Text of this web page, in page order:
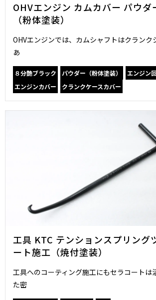
OHVエンジン カムカバー パウダ
（粉体塗装）
OHVエンジンでは、カムシャフトはクランク
あ
８分艶ブラック パウダー（粉体塗装） エンジン
エンジンカバー
クランクケースカバー
工具 KTC テンションスプリング
ート施工（焼付塗装）
工具へのコーティング施工にもセラコートは
た密